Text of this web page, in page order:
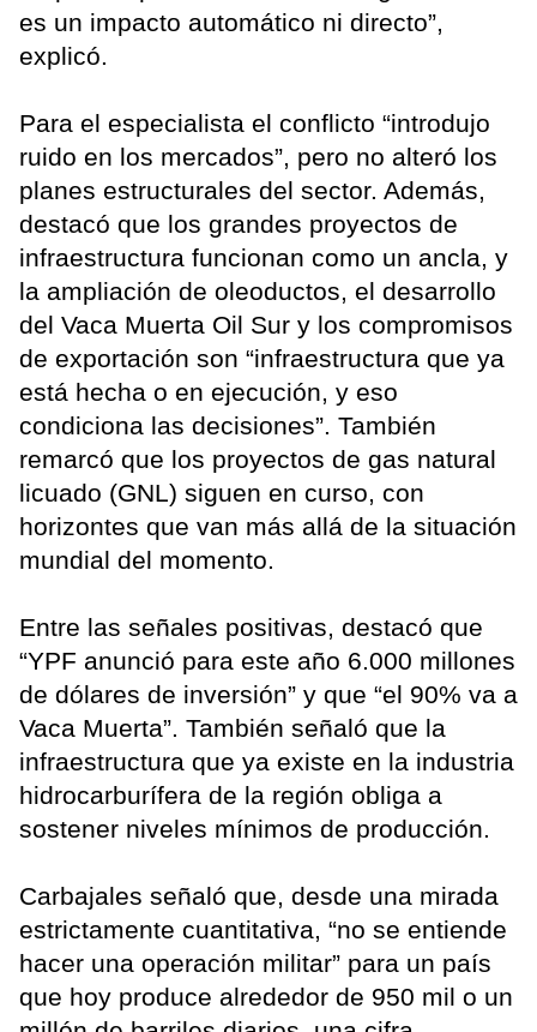
es un impacto automático ni directo”,
explicó.
Para el especialista el conflicto “introdujo
ruido en los mercados”, pero no alteró los
planes estructurales del sector. Además,
destacó que los grandes proyectos de
infraestructura funcionan como un ancla, y
la ampliación de oleoductos, el desarrollo
del Vaca Muerta Oil Sur y los compromisos
de exportación son “infraestructura que ya
está hecha o en ejecución, y eso
condiciona las decisiones”. También
remarcó que los proyectos de gas natural
licuado (GNL) siguen en curso, con
horizontes que van más allá de la situación
mundial del momento.
Entre las señales positivas, destacó que
“YPF anunció para este año 6.000 millones
de dólares de inversión” y que “el 90% va a
Vaca Muerta”. También señaló que la
infraestructura que ya existe en la industria
hidrocarburífera de la región obliga a
sostener niveles mínimos de producción.
Carbajales señaló que, desde una mirada
estrictamente cuantitativa, “no se entiende
hacer una operación militar” para un país
que hoy produce alrededor de 950 mil o un